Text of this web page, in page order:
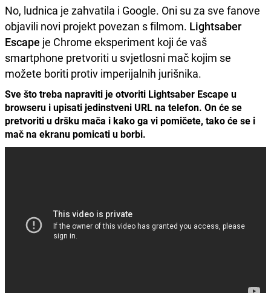
No, ludnica je zahvatila i Google. Oni su za sve fanove
objavili novi projekt povezan s filmom. Lightsaber
Escape je Chrome eksperiment koji će vaš
smartphone pretvoriti u svjetlosni mač kojim se
možete boriti protiv imperijalnih jurišnika.
Sve što treba napraviti je otvoriti Lightsaber Escape u
browseru i upisati jedinstveni URL na telefon. On će se
pretvoriti u dršku mača i kako ga vi pomičete, tako će se i
mač na ekranu pomicati u borbi.